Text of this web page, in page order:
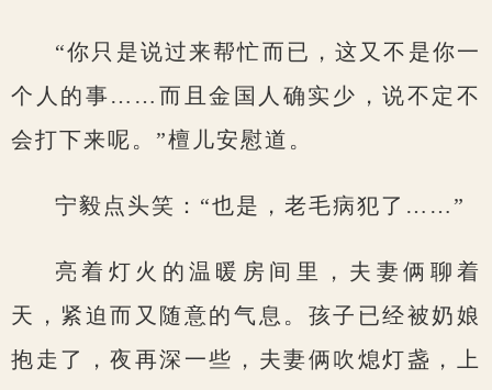
“你只是说过来帮忙而已，这又不是你一
个人的事……而且金国人确实少，说不定不
会打下来呢。”檀儿安慰道。
宁毅点头笑：“也是，老毛病犯了……”
亮着灯火的温暖房间里，夫妻俩聊着
天，紧迫而又随意的气息。孩子已经被奶娘
抱走了，夜再深一些，夫妻俩吹熄灯盏，上